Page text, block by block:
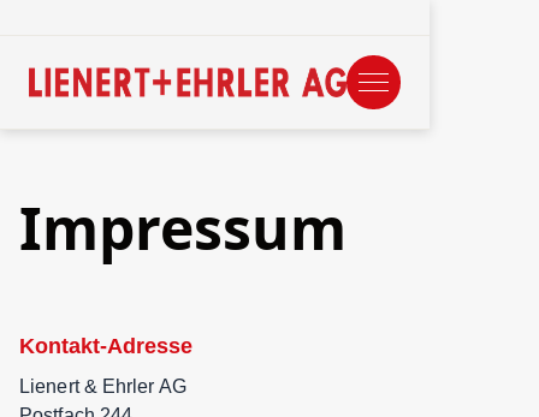
Impressum
Kontakt-Adresse
Lienert & Ehrler AG